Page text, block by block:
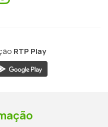
RTP Play